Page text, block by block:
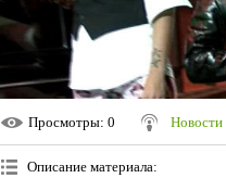
Просмотры: 0 Новости
Описание материала: